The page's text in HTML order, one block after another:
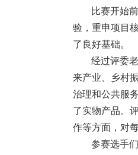
比赛开始
验，重申项目
了良好基础。
经过评委
来产业、乡村
治理和公共服
了实物产品。
作等方面，对
参赛选手